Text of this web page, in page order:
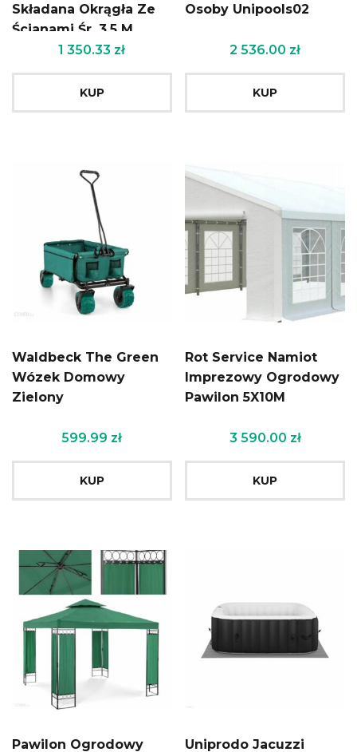
Składana Okrągła Ze
Ścianami Śr. 3.5 M
Beżowa1 350.33 zł
KUP
Osoby Unipools02
2 536.00 zł
KUP
Waldbeck The Green
Wózek Domowy
Zielony
599.99 zł
KUP
Rot Service Namiot
Imprezowy Ogrodowy
Pawilon 5X10M
3 590.00 zł
KUP
Pawilon Ogrodowy
Uniprodo Jacuzzi